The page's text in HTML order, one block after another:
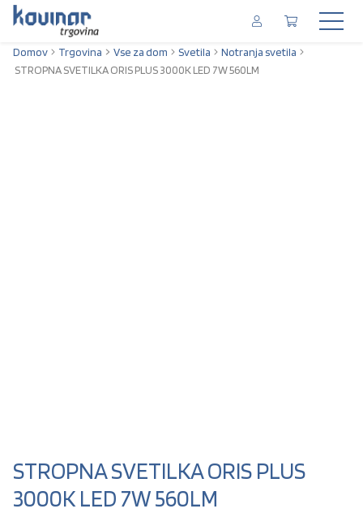
Domov Trgovina Vse za dom Svetila
Notranja svetila
STROPNA SVETILKA ORIS PLUS 3000K LED 7W 560LM
STROPNA SVETILKA ORIS PLUS
3000K LED 7W 560LM